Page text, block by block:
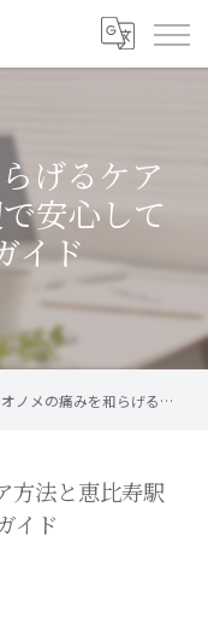
げるケア
安心して
イド
の痛みを和らげるケア方法と恵比寿駅周辺で安心して通える選び方ガイド
方法と恵比寿駅
イド